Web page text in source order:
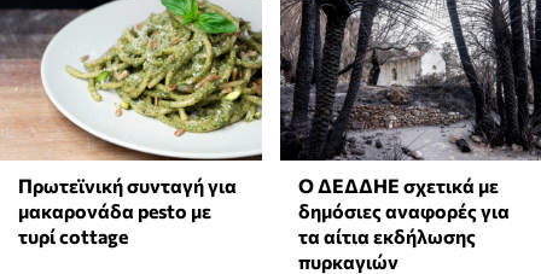
Πρωτεϊνική συνταγή για
μακαρονάδα pesto με
τυρί cottage
Ο ΔΕΔΔΗΕ σχετικά με
δημόσιες αναφορές για
τα αίτια εκδήλωσης
πυρκαγιών